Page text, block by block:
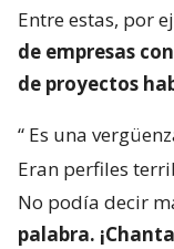
Entre estas, por
de empresas
de proyectos
“ Es una
Eran perfiles
No podía decir
palabra.